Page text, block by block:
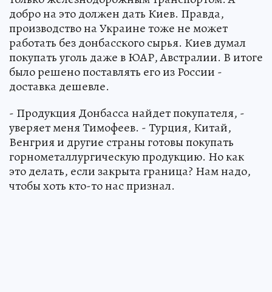
добро на это должен дать Киев. Правда,
производство на Украине тоже не может
работать без донбасского сырья. Киев думал
покупать уголь даже в ЮАР, Австралии. В итоге
было решено поставлять его из России -
доставка дешевле.
- Продукция Донбасса найдет покупателя, -
уверяет меня Тимофеев. - Турция, Китай,
Венгрия и другие страны готовы покупать
горнометаллургическую продукцию. Но как
это делать, если закрыта граница? Нам надо,
чтобы хоть кто-то нас признал.